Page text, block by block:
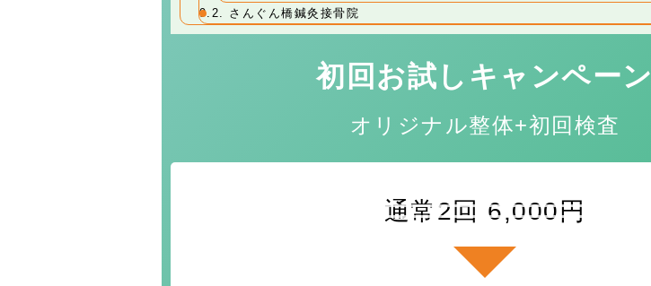
9.2. さんぐん橋鍼灸接骨院
初回お試しキャンペーン
オリジナル整体+初回検査
通常2回 6,000円